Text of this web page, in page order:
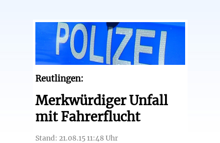
Reutlingen:
Merkwürdiger Unfall
mit Fahrerflucht
Stand: 21.08.15 11:48 Uhr